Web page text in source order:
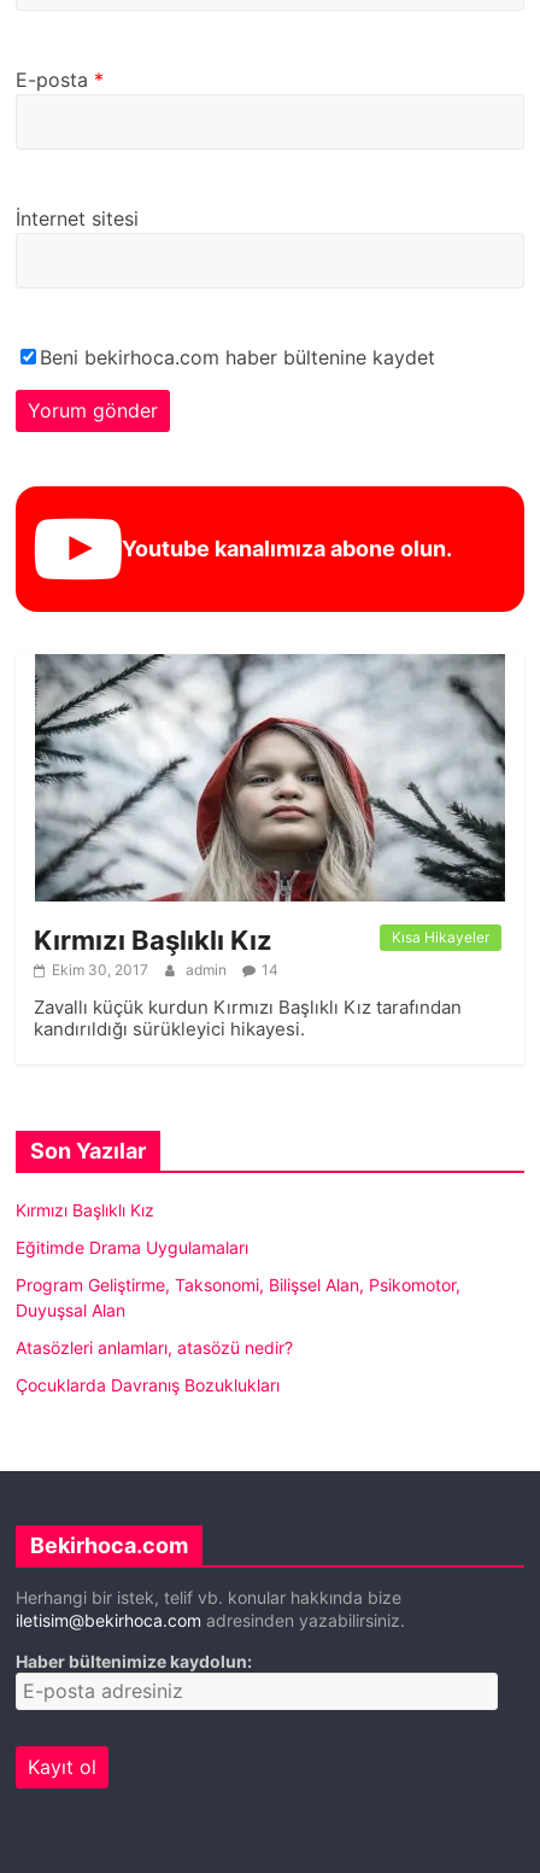
E-posta *
İnternet sitesi
Beni bekirhoca.com haber bültenine kaydet
Youtube kanalımıza abone olun.
Kısa Hikayeler
Kırmızı Başlıklı Kız
Ekim 30, 2017 admin 14
Zavallı küçük kurdun Kırmızı Başlıklı Kız tarafından
kandırıldığı sürükleyici hikayesi.
Son Yazılar
Kırmızı Başlıklı Kız
Eğitimde Drama Uygulamaları
Program Geliştirme, Taksonomi, Bilişsel Alan, Psikomotor,
Duyuşsal Alan
Atasözleri anlamları, atasözü nedir?
Çocuklarda Davranış Bozuklukları
Bekirhoca.com
Herhangi bir istek, telif vb. konular hakkında bize
iletisim@bekirhoca.com adresinden yazabilirsiniz.
Haber bültenimize kaydolun: